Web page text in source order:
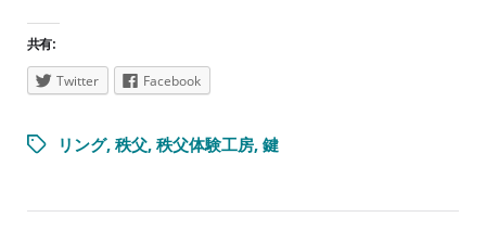
共有:
Twitter
Facebook
リング, 秩父, 秩父体験工房, 鍵